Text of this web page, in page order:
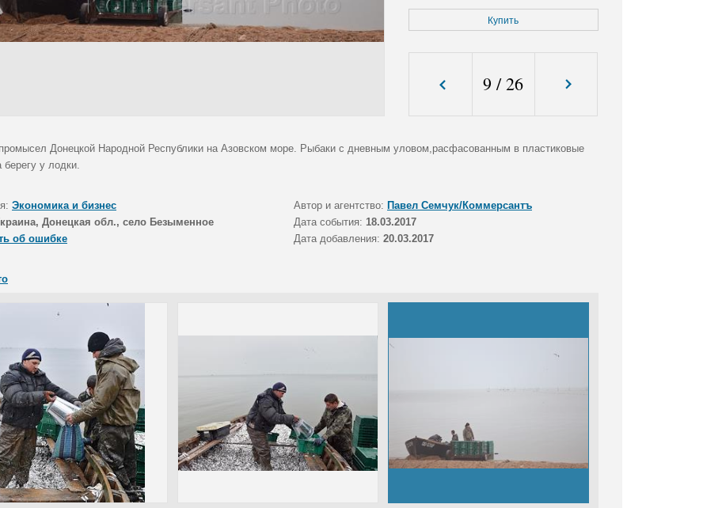
Купить
9 /26
Донецкой Народной Республики на Азовском море. Рыбаки с дневным уловом,расфасованным в пластиковые
у лодки.
Экономика и бизнес Автор и агентство: Павел Семчук/Коммерсантъ
Донецкая обл., село Безыменное Дата события: 18.03.2017
об ошибке
Дата добавления: 20.03.2017